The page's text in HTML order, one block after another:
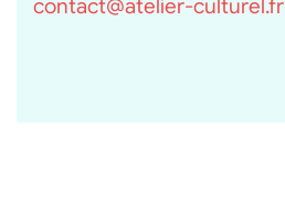
contact@atelier-culturel.fr